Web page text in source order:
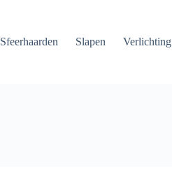
Sfeerhaarden Slapen Verlichting